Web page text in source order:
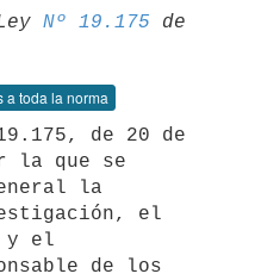
Nº 19.175 de
a toda la norma
la que se
la
el
y el
de los